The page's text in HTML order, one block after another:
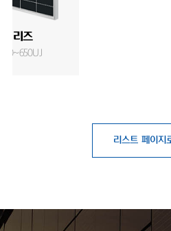
시리즈
리스트 페이지